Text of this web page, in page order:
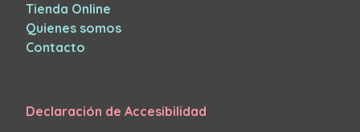
Tienda Online
Quienes somos
Contacto
Declaración de Accesibilidad